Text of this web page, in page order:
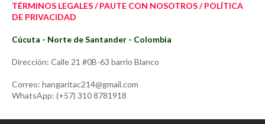
TÉRMINOS LEGALES / PAUTE CON NOSOTROS / POLÍTICA
DE PRIVACIDAD
Cúcuta - Norte de Santander - Colombia
Dirección: Calle 21 #0B-63 barrio Blanco
Correo: hangaritac214@gmail.com
WhatsApp: (+57) 310 8781918